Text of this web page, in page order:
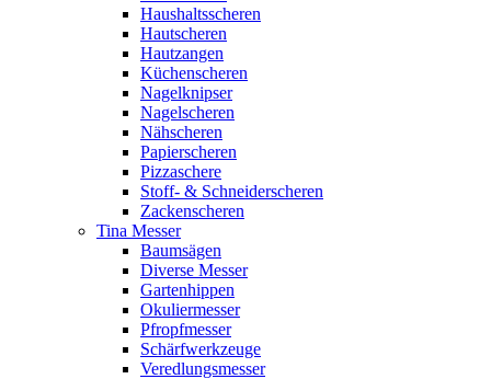
Haushaltsscheren
Hautscheren
Hautzangen
Küchenscheren
Nagelknipser
Nagelscheren
Nähscheren
Papierscheren
Pizzaschere
Stoff- & Schneiderscheren
Zackenscheren
Tina Messer
Baumsägen
Diverse Messer
Gartenhippen
Okuliermesser
Pfropfmesser
Schärfwerkzeuge
Veredlungsmesser